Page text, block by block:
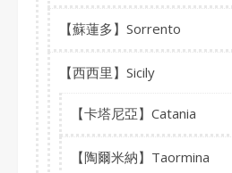
【蘇蓮多】Sorrento
【西西里】Sicily
【卡塔尼亞】Catania
【陶爾米納】Taormina